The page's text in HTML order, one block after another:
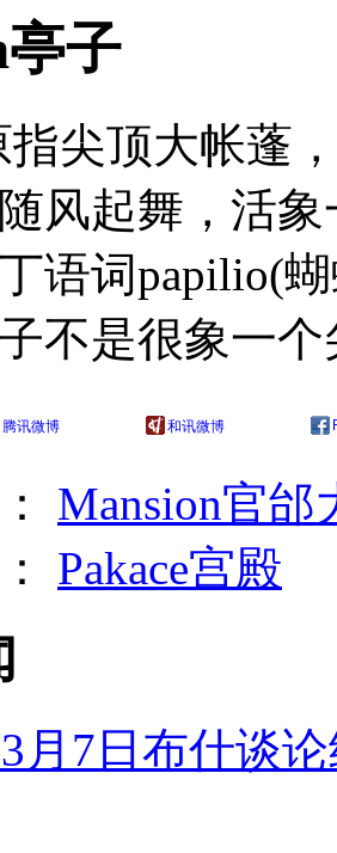
子
指尖顶大帐蓬
风起舞，活
语词papilio(
不是很象一
腾讯微博 和讯微博
Mansion官邰
Pakace宫殿
月7日布什谈